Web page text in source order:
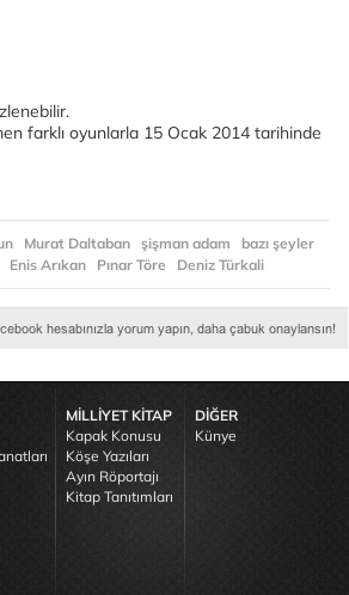
farklı oyunlarla 15 Ocak 2014 tarihinde
Murat Daltaban şişman adam
bazı şeyler
Enis Arıkan Pınar Töre Deniz Türkali
MİLLİYET KİTAP
Kapak Konusu
Köşe Yazıları
Ayın Röportajı
Kitap Tanıtımları
DİĞER
Künye